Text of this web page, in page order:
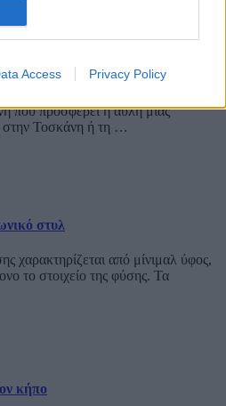
Access Privacy Policy
βίλας στην αυλή σας
που προσφέρει η αυλή μιας
στην Τοσκάνη ή τη …
στυλ
χαρακτηρίζεται από μίνιμαλ ύφος,
το στοιχείο της φύσης. Τα
κήπο